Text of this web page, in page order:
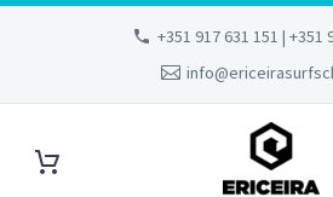
+351 917 631 151 | +351